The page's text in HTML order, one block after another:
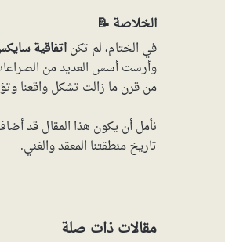
الخلاصة 📝
في الختام، لم تكناتفاقية
وأرست أسس العديد من
من قرن ما زالت تشكل واقعنا
نأمل أن يكون هذا المقال قد
تاريخ منطقتنا المعقد والغني.
مقالات ذات صلة